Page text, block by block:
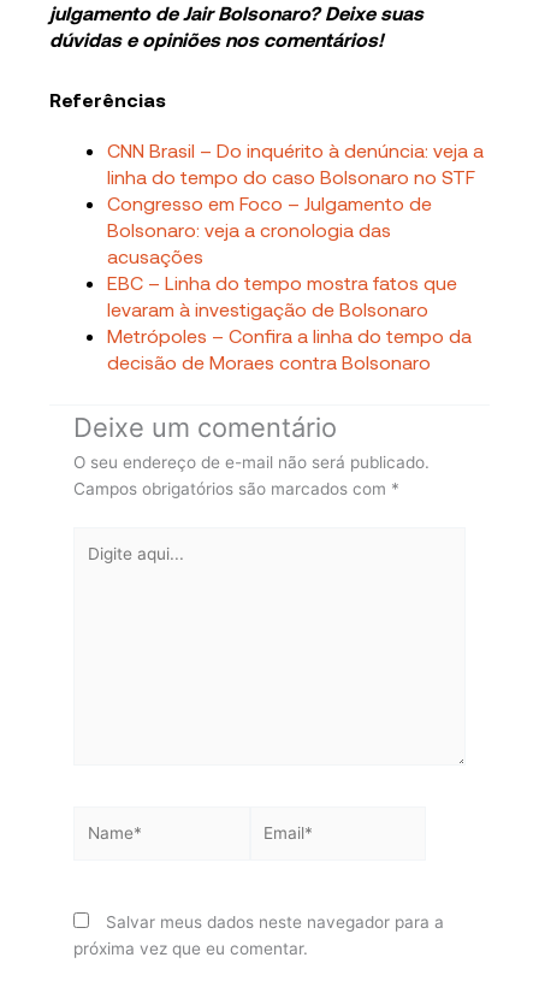
julgamento de Jair Bolsonaro? Deixe suas
dúvidas e opiniões nos comentários!
Referências
CNN Brasil – Do inquérito à denúncia: veja a
linha do tempo do caso Bolsonaro no STF
Congresso em Foco – Julgamento de
Bolsonaro: veja a cronologia das
acusações
EBC – Linha do tempo mostra fatos que
levaram à investigação de Bolsonaro
Metrópoles – Confira a linha do tempo da
decisão de Moraes contra Bolsonaro
Deixe um comentário
O seu endereço de e-mail não será publicado.
Campos obrigatórios são marcados com *
aqui...
Salvar meus dados neste navegador para a
próxima vez que eu comentar.